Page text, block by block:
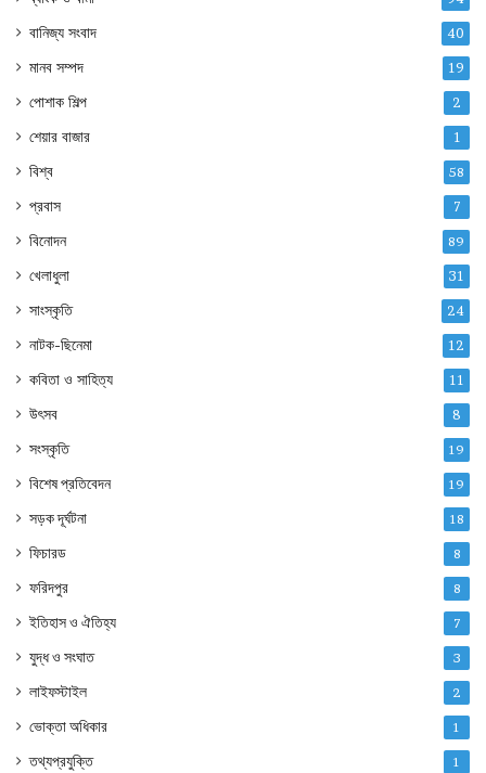
বানিজ্য সংবাদ 40
মানব সম্পদ 19
পোশাক শিল্প 2
শেয়ার বাজার 1
বিশ্ব 58
প্রবাস 7
বিনোদন 89
খেলাধুলা 31
সাংস্কৃতি 24
নাটক-ছিনেমা 12
কবিতা ও সাহিত্য 11
উৎসব 8
সংস্কৃতি 19
বিশেষ প্রতিবেদন 19
সড়ক দূর্ঘটনা 18
ফিচারড 8
ফরিদপুর 8
ইতিহাস ও ঐতিহ্য 7
যুদ্ধ ও সংঘাত 3
লাইফস্টাইল 2
ভোক্তা অধিকার 1
তথ্যপ্রযুক্তি 1